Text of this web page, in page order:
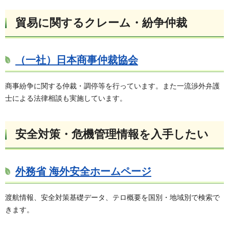
貿易に関するクレーム・紛争仲裁
（一社）日本商事仲裁協会
商事紛争に関する仲裁・調停等を行っています。また一流渉外弁護
士による法律相談も実施しています。
安全対策・危機管理情報を入手したい
外務省 海外安全ホームページ
渡航情報、安全対策基礎データ、テロ概要を国別・地域別で検索で
きます。